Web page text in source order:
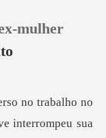
0
mulher
o trabalho no